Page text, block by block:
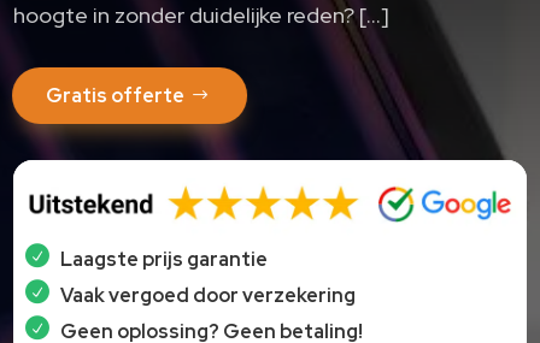
hoogte in zonder duidelijke reden? […]
Gratis offerte
Laagste prijs garantie
Vaak vergoed door verzekering
Geen oplossing? Geen betaling!